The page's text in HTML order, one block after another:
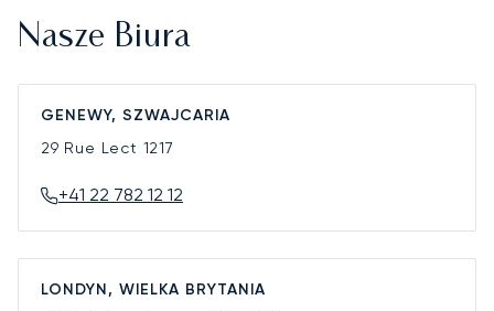
Nasze Biura
GENEWY, SZWAJCARIA
29 Rue Lect 1217
+41 22 782 12 12
LONDYN, WIELKA BRYTANIA